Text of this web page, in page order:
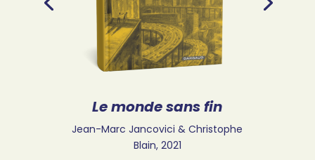
Le monde sans fin
Jean-Marc Jancovici & Christophe
Blain, 2021